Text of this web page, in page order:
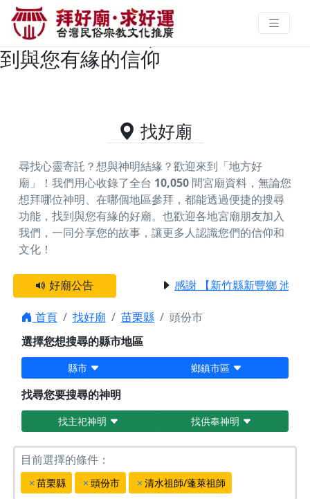
苗栗縣頭份市主神為清水祖師/蓬萊
祖師的好廟資料｜拜好廟求好運 找
到與您有緣的信仰
找好廟
尋找心靈寄託？想與神明結緣？歡迎來到「地方好
廟」！我們用心收錄了全台 10,050 間宮廟資料，無論您
想拜哪位神明、在哪個地區參拜，都能透過便捷的搜尋
功能，找到與您有緣的好廟。 也歡迎各地宮廟朋友加入
我們，一同分享您的故事，讓更多人認識您們的信仰和
文化！
好廟公告 感謝 【新竹縣新豐鄉 池和
首頁 找好廟 苗栗縣
頭份市
選擇您想搜尋的縣市地區
縣市 鄉鎮市區
找尋您要搜尋的神明
找主祀神明 找供奉神明
目前選擇的條件：
苗栗縣 頭份市 清水祖師/蓬萊祖師